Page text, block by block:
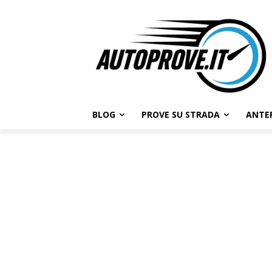
BLOG PROVE SU STRADA